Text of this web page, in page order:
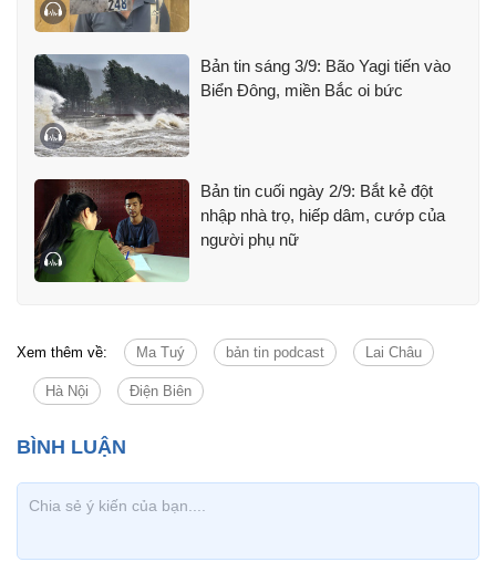
Bản tin sáng 3/9: Bão Yagi tiến vào
Biển Đông, miền Bắc oi bức
Bản tin cuối ngày 2/9: Bắt kẻ đột
nhập nhà trọ, hiếp dâm, cướp của
người phụ nữ
Xem thêm về: Ma Tuý bản tin podcast Lai Châu
Hà Nội Điện Biên